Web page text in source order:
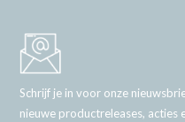
Schrijf je in voor onze
nieuwe productreleases, acties